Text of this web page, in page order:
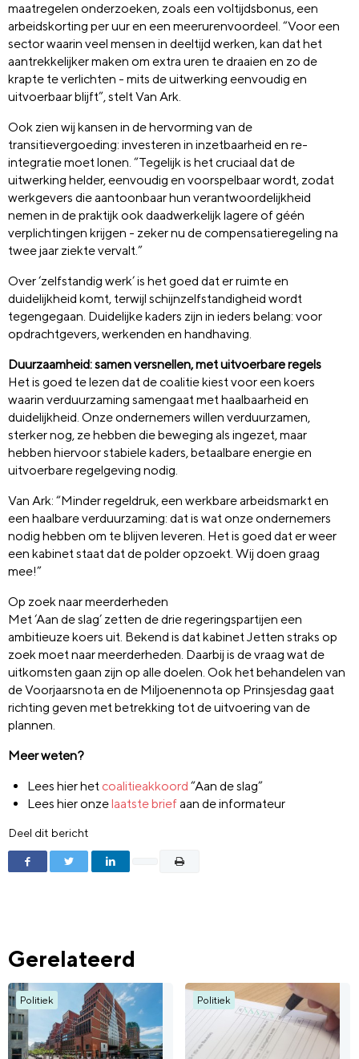
maatregelen onderzoeken, zoals een voltijdsbonus, een
arbeidskorting per uur en een meerurenvoordeel. “Voor een
sector waarin veel mensen in deeltijd werken, kan dat het
aantrekkelijker maken om extra uren te draaien en zo de
krapte te verlichten - mits de uitwerking eenvoudig en
uitvoerbaar blijft”, stelt Van Ark.
Ook zien wij kansen in de hervorming van de
transitievergoeding: investeren in inzetbaarheid en re-
integratie moet lonen. “Tegelijk is het cruciaal dat de
uitwerking helder, eenvoudig en voorspelbaar wordt, zodat
werkgevers die aantoonbaar hun verantwoordelijkheid
nemen in de praktijk ook daadwerkelijk lagere of géén
verplichtingen krijgen - zeker nu de compensatieregeling na
twee jaar ziekte vervalt.”
Over ‘zelfstandig werk’ is het goed dat er ruimte en
duidelijkheid komt, terwijl schijnzelfstandigheid wordt
tegengegaan. Duidelijke kaders zijn in ieders belang: voor
opdrachtgevers, werkenden en handhaving.
Duurzaamheid: samen versnellen, met uitvoerbare regels
Het is goed te lezen dat de coalitie kiest voor een koers
waarin verduurzaming samengaat met haalbaarheid en
duidelijkheid. Onze ondernemers willen verduurzamen,
sterker nog, ze hebben die beweging als ingezet, maar
hebben hiervoor stabiele kaders, betaalbare energie en
uitvoerbare regelgeving nodig.
Van Ark: “Minder regeldruk, een werkbare arbeidsmarkt en
een haalbare verduurzaming: dat is wat onze ondernemers
nodig hebben om te blijven leveren. Het is goed dat er weer
een kabinet staat dat de polder opzoekt. Wij doen graag
mee!”
Op zoek naar meerderheden
Met ‘Aan de slag’ zetten de drie regeringspartijen een
ambitieuze koers uit. Bekend is dat kabinet Jetten straks op
zoek moet naar meerderheden. Daarbij is de vraag wat de
uitkomsten gaan zijn op alle doelen. Ook het behandelen van
de Voorjaarsnota en de Miljoenennota op Prinsjesdag gaat
richting geven met betrekking tot de uitvoering van de
plannen.
Meer weten?
Lees hier het coalitieakkoord “Aan de slag”
Lees hier onzelaatste briefaan de informateur
Deel dit bericht
Gerelateerd
Politiek Politiek